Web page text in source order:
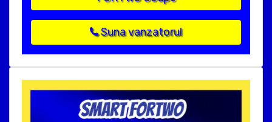
Suna vanzatorul